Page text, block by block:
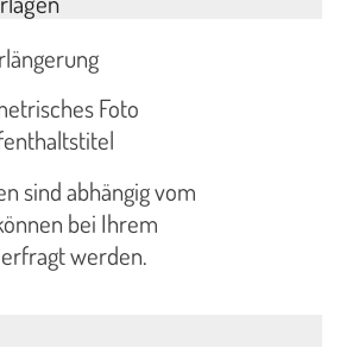
Foto
sind abhängig vom
bei Ihrem
werden.